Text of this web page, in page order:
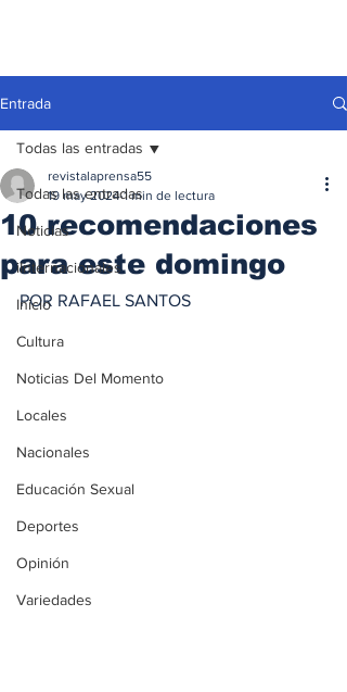
Entrada
Todas las entradas
Noticias
iInternacionales
Inicio
Cultura
Noticias Del Momento
Locales
Nacionales
Educación Sexual
Deportes
Opinión
Variedades
Todas las entradas
10 recomendaciones
para este domingo
revistalaprensa55
19 may 2024 1 min de lectura
POR RAFAEL SANTOS